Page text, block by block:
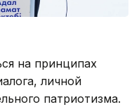
на принципах
личной
патриотизма.